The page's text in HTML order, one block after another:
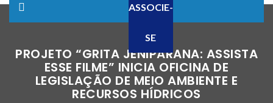
ASSOCIE-
SE
PROJETO “GRITA JENIPARANA: ASSISTA
ESSE FILME” INICIA OFICINA DE
LEGISLAÇÃO DE MEIO AMBIENTE E
RECURSOS HÍDRICOS